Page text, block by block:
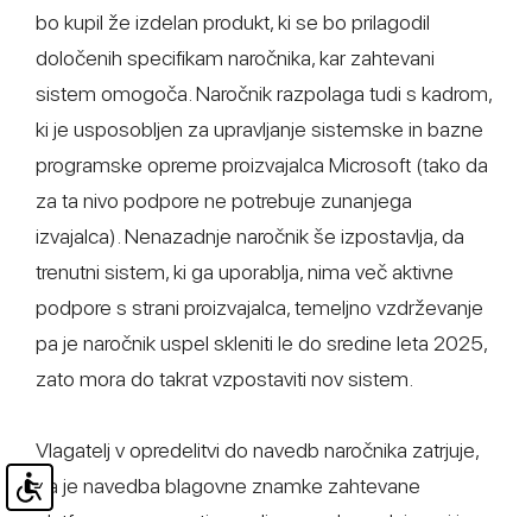
bo kupil že izdelan produkt, ki se bo prilagodil
določenih specifikam naročnika, kar zahtevani
sistem omogoča. Naročnik razpolaga tudi s kadrom,
ki je usposobljen za upravljanje sistemske in bazne
programske opreme proizvajalca Microsoft (tako da
za ta nivo podpore ne potrebuje zunanjega
izvajalca). Nenazadnje naročnik še izpostavlja, da
trenutni sistem, ki ga uporablja, nima več aktivne
podpore s strani proizvajalca, temeljno vzdrževanje
pa je naročnik uspel skleniti le do sredine leta 2025,
zato mora do takrat vzpostaviti nov sistem.
Vlagatelj v opredelitvi do navedb naročnika zatrjuje,
da je navedba blagovne znamke zahtevane